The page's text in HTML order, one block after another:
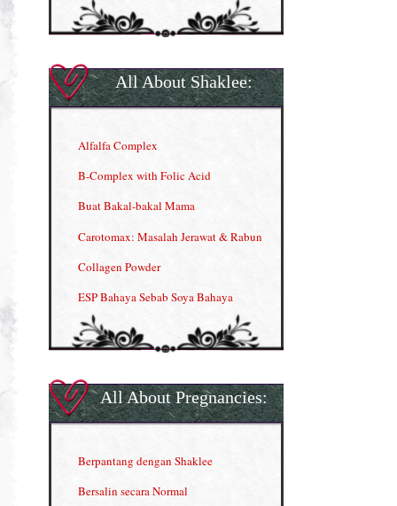
All About Shaklee:
Alfalfa Complex
B-Complex with Folic Acid
Buat Bakal-bakal Mama
Carotomax: Masalah Jerawat & Rabun
Collagen Powder
ESP Bahaya Sebab Soya Bahaya
ESP Produk Shaklee Paling HOT
Gla Complex (II)
Herbal Blend the Magic Cream
All About Pregnancies:
Berpantang dengan Shaklee
Bersalin secara Normal